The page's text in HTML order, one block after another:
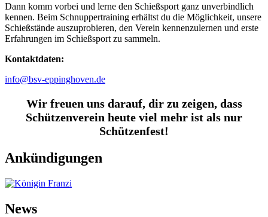
Dann komm vorbei und lerne den Schießsport ganz unverbindlich
kennen. Beim Schnuppertraining erhältst du die Möglichkeit, unsere
Schießstände auszuprobieren, den Verein kennenzulernen und erste
Erfahrungen im Schießsport zu sammeln.
Kontaktdaten:
info@bsv-eppinghoven.de
Wir freuen uns darauf, dir zu zeigen, dass
Schützenverein heute viel mehr ist als nur
Schützenfest!
Ankündigungen
News